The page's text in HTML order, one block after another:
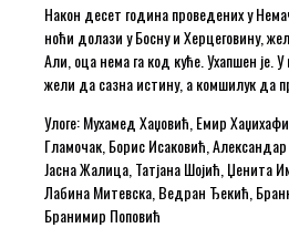
Након десет година проведених у
ноћи долази у Босну и Херцеговину,
Али, оца нема га код куће. Ухапшен је.
жели да сазна истину, а комшилук да
Улоге: Мухамед Хаџовић, Емир
Гламочак, Борис Исаковић,
Јасна Жалица, Татјана Шојић, Џенита
Лабина Митевска, Ведран Ђекић,
Бранимир Поповић